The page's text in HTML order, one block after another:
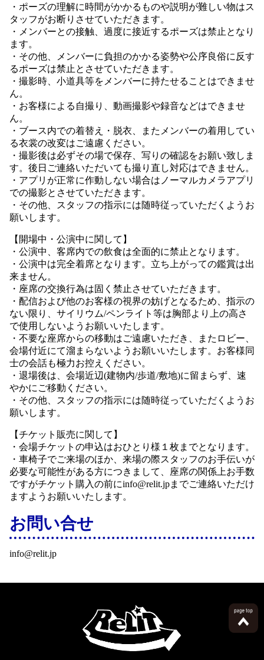
・ポーズの理解に時間がかかるものや説明が難しい物はス
タッフがお断りさせていただきます。
・メンバーとの接触、過度に接近するポーズは禁止となり
ます。
・その他、メンバーに負担のかかる姿勢や公序良俗に反す
るポーズは禁止とさせていただきます。
・撮影時、小道具等をメンバーに持たせることはできませ
ん。
・お客様による自撮り、動画撮影や録音などはできませ
ん。
・ブース内での着替え・脱衣、またメンバーの着用してい
る衣裳の改変はご遠慮ください。
・撮影後は必ずその場で保存、写りの確認をお願い致しま
す。後日ご連絡いただいても撮り直し対応はできません。
・アプリが正常に作動しない場合はノーマルカメラアプリ
での撮影とさせていただきます。
・その他、スタッフの指示には随時従っていただくようお
願いします。
【開場中・公演中に関して】
・公演中、客席内での飲食は全面的に禁止となります。
・公演中は完全着席となります。立ち上がっての鑑賞は出
来ません。
・座席の交換行為は固く禁止させていただきます。
・配信および他のお客様の視界の妨げとなるため、指示の
ない限り、サイリウム/ペンライト等は胸部より上の高さ
で使用しないようお願いいたします。
・不要な座席からの移動はご遠慮いただき、またロビー、
会場付近にて溜まらないようお願いいたします。お客様同
士の会話も極力お控えください。
・退場後は、会場近辺(建物内/歩道/敷地)に留まらず、速
やかにご移動ください。
・その他、スタッフの指示には随時従っていただくようお
願いします。
【チケット販売に関して】
・会場チケットの申込はおひとり様１枚までとなります。
・車椅子でご来場のほか、来場の際スタッフのお手伝いが
必要な可能性がある方につきまして、座席の関係上お手数
ですがチケット購入の前にinfo@relit.jpまでご連絡いただけ
ますようお願いいたします。
お問い合せ
info@relit.jp